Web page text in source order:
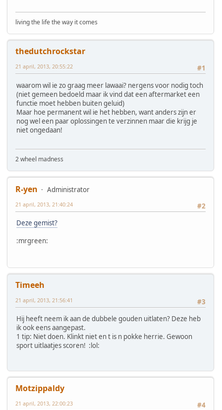
living the life the way it comes
thedutchrockstar
#1
21 april, 2013, 20:55:22
waarom wil ie zo graag meer lawaai? nergens voor nodig toch
(niet gemeen bedoeld maar ik vind dat een aftermarket een
functie moet hebben buiten geluid)
Maar hoe permanent wil ie het hebben, want anders zijn er
nog wel een paar oplossingen te verzinnen maar die krijg je
niet ongedaan!
2 wheel madness
R-yen
Administrator
#2
21 april, 2013, 21:40:24
Deze gemist?
:mrgreen:
Timeeh
#3
21 april, 2013, 21:56:41
Hij heeft neem ik aan de dubbele gouden uitlaten? Deze heb
ik ook eens aangepast.
1 tip: Niet doen. Klinkt niet en t is n pokke herrie. Gewoon
sport uitlaatjes scoren! :lol:
Motzippaldy
#4
21 april, 2013, 22:00:23